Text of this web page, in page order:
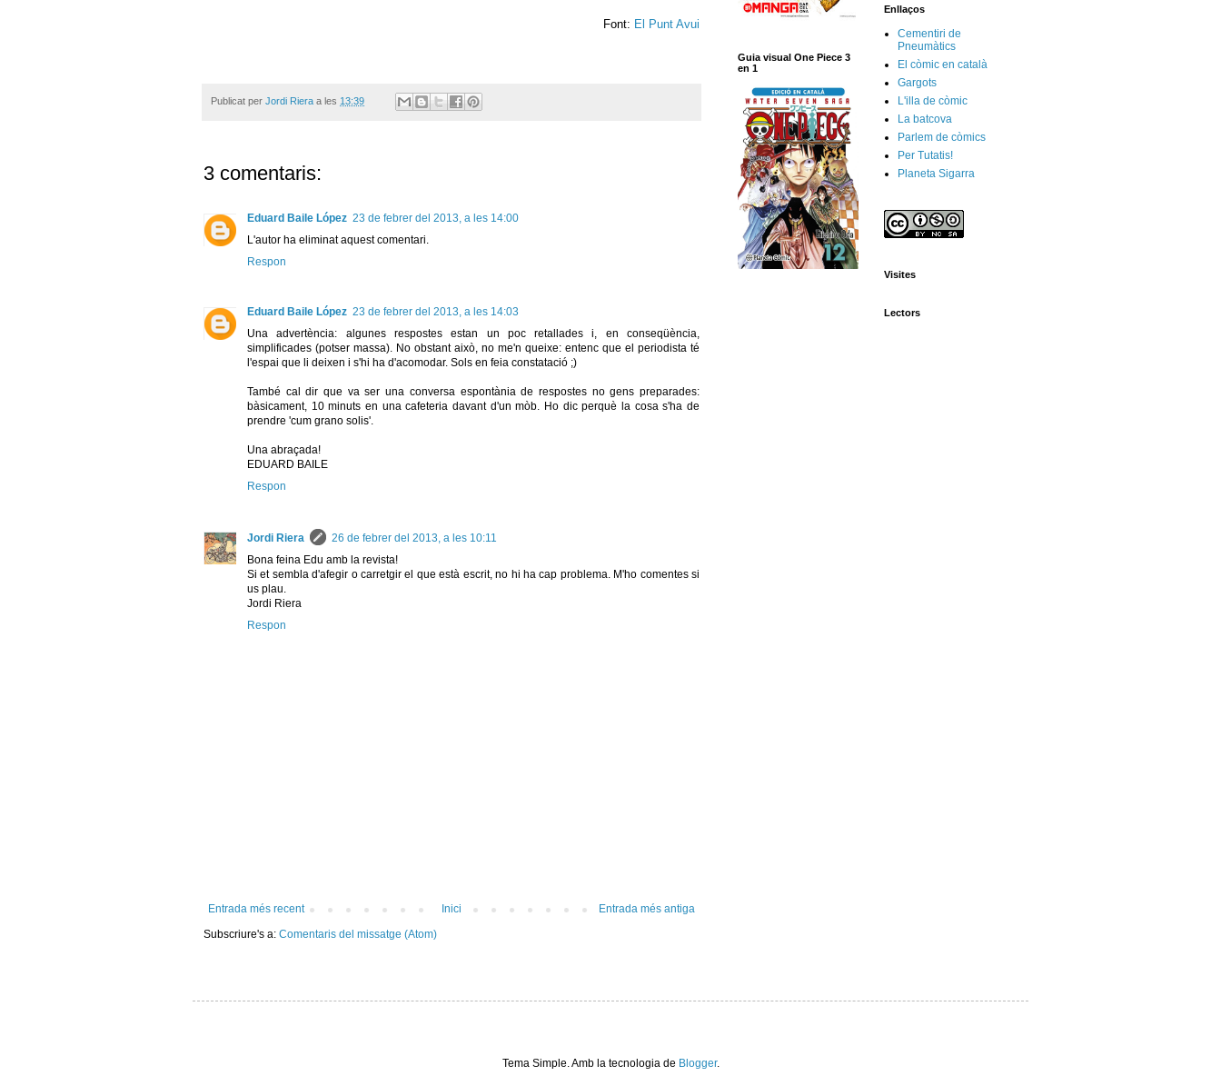
Font: El Punt Avui
Publicat per Jordi Riera a les 13:39
3 comentaris:
Eduard Baile López 23 de febrer del 2013, a les 14:00
L'autor ha eliminat aquest comentari.
Respon
Eduard Baile López 23 de febrer del 2013, a les 14:03
Una advertència: algunes respostes estan un poc retallades i, en conseqüència,
simplificades (potser massa). No obstant això, no me'n queixe: entenc que el periodista té
l'espai que li deixen i s'hi ha d'acomodar. Sols en feia constatació ;)
També cal dir que va ser una conversa espontània de respostes no gens preparades:
bàsicament, 10 minuts en una cafeteria davant d'un mòb. Ho dic perquè la cosa s'ha de
prendre 'cum grano solis'.
Una abraçada!
EDUARD BAILE
Respon
Jordi Riera
26 de febrer del 2013, a les 10:11
Bona feina Edu amb la revista!
Si et sembla d'afegir o carretgir el que està escrit, no hi ha cap problema. M'ho comentes si
us plau.
Jordi Riera
Respon
Entrada més recent Entrada més antiga
Inici
Subscriure's a: Comentaris del missatge (Atom)
Guia visual One Piece 3
en 1
Enllaços
Cementiri de
Pneumàtics
El còmic en català
Gargots
L'illa de còmic
La batcova
Parlem de còmics
Per Tutatis!
Planeta Sigarra
Visites
Lectors
Tema Simple. Amb la tecnologia de Blogger.